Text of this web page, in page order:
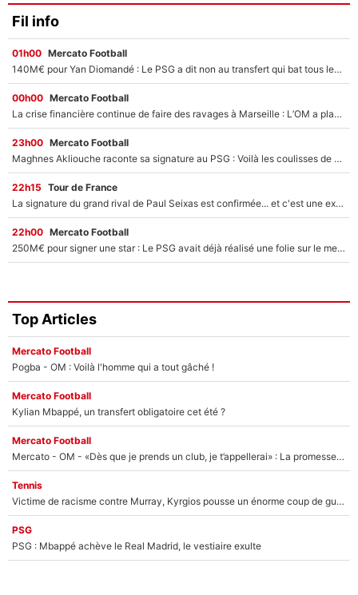
Fil info
01h00 Mercato Football
140M€ pour Yan Diomandé : Le PSG a dit non au transfert qui bat tous les records sur le mercato
00h00 Mercato Football
La crise financière continue de faire des ravages à Marseille : L’OM a placé 12 joueurs sur le marché des transferts… et ça pourrait lui rapporter près de 100M€ !
23h00 Mercato Football
Maghnes Akliouche raconte sa signature au PSG : Voilà les coulisses de son transfert de rêve à 50M€
22h15 Tour de France
La signature du grand rival de Paul Seixas est confirmée... et c'est une excellente nouvelle pour l'équipe Decathlon-CMA CGM !
22h00 Mercato Football
250M€ pour signer une star : Le PSG avait déjà réalisé une folie sur le mercato bien avant Neymar !
Top Articles
Mercato Football
Pogba - OM : Voilà l'homme qui a tout gâché !
Mercato Football
Kylian Mbappé, un transfert obligatoire cet été ?
Mercato Football
Mercato - OM - «Dès que je prends un club, je t’appellerai» : La promesse de Marcelino au moment de claquer la porte
Tennis
Victime de racisme contre Murray, Kyrgios pousse un énorme coup de gueule !
PSG
PSG : Mbappé achève le Real Madrid, le vestiaire exulte